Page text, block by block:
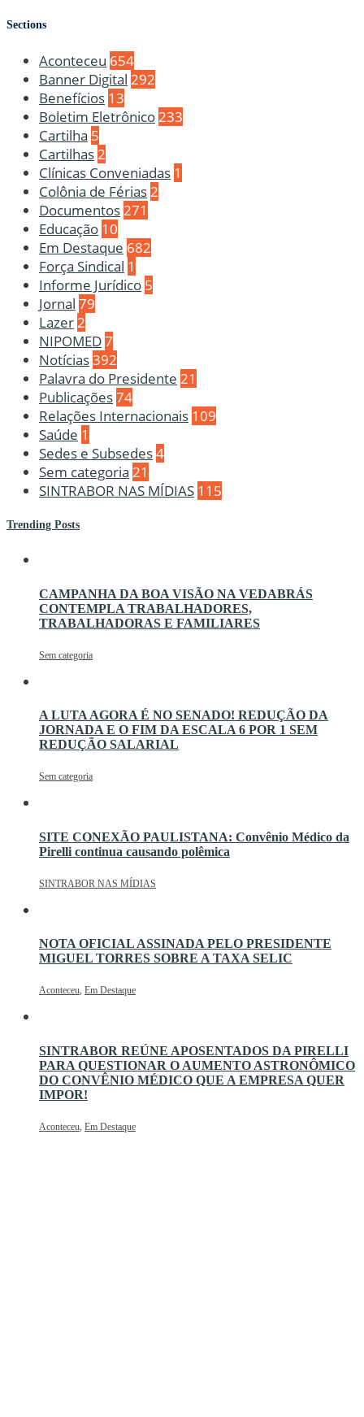
Sections
Aconteceu 654
Banner Digital 292
Benefícios 13
Boletim Eletrônico 233
Cartilha 5
Cartilhas 2
Clínicas Conveniadas 1
Colônia de Férias 2
Documentos 271
Educação 10
Em Destaque 682
Força Sindical 1
Informe Jurídico 5
Jornal 79
Lazer 2
NIPOMED7
Notícias392
Palavra do Presidente 21
Publicações74
Relações Internacionais 109
Saúde 1
Sedes e Subsedes4
Sem categoria 21
SINTRABOR NAS MÍDIAS 115
Trending Posts
CAMPANHA DA BOA VISÃO NA VEDABRÁS
CONTEMPLA TRABALHADORES,
TRABALHADORAS E FAMILIARES
Sem categoria
A LUTA AGORA É NO SENADO! REDUÇÃO DA
JORNADA E O FIM DA ESCALA 6 POR 1 SEM
REDUÇÃO SALARIAL
Sem categoria
SITE CONEXÃO PAULISTANA: Convênio Médico da
Pirelli continua causando polêmica
SINTRABOR NAS MÍDIAS
NOTA OFICIAL ASSINADA PELO PRESIDENTE
MIGUEL TORRES SOBRE A TAXA SELIC
Aconteceu, Em Destaque
SINTRABOR REÚNE APOSENTADOS DA PIRELLI
PARA QUESTIONAR O AUMENTO ASTRONÔMICO
DO CONVÊNIO MÉDICO QUE A EMPRESA QUER
IMPOR!
Aconteceu, Em Destaque